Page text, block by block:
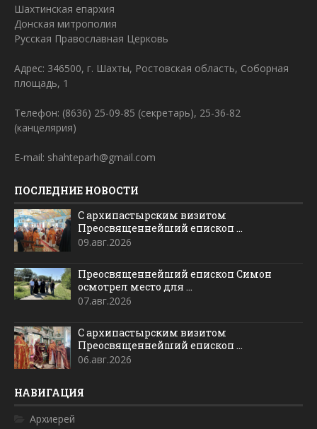
Шахтинская епархия
Донская митрополия
Русская Православная Церковь
Адрес: 346500, г. Шахты, Ростовская область, Соборная
площадь, 1
Телефон: (8636) 25-09-85 (секретарь), 25-36-82
(канцелярия)
E-mail: shahteparh@gmail.com
ПОСЛЕДНИЕ НОВОСТИ
С архипастырским визитом
Преосвященнейший епископ ...
09.авг.2026
Преосвященнейший епископ Симон
осмотрел место для ...
07.авг.2026
С архипастырским визитом
Преосвященнейший епископ ...
06.авг.2026
НАВИГАЦИЯ
Архиерей